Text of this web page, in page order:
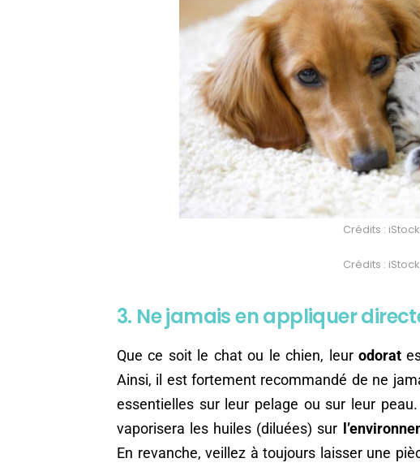
Crédits : iStock
Crédits : iStock
3. Ne jamais en appliquer
Que ce soit le chat ou le chien, leur odorat
Ainsi, il est fortement recommandé de ne
essentielles sur leur pelage ou sur leur
vaporisera les huiles (diluées) sur
En revanche, veillez à toujours laisser une